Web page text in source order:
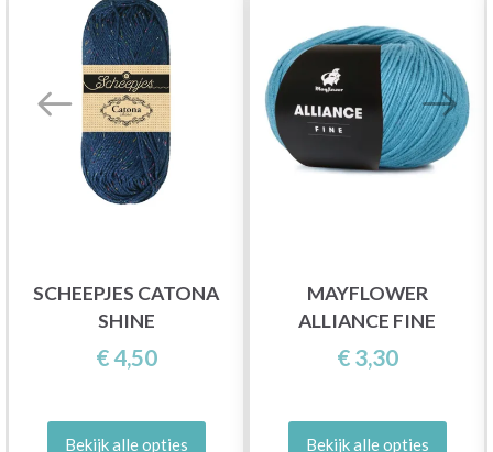
SCHEEPJES CATONA
SHINE
€ 4,50
Bekijk alle opties
MAYFLOWER
ALLIANCE FINE
€ 3,30
Bekijk alle opties